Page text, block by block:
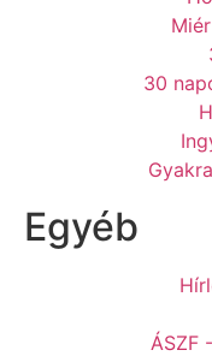
30
Egyéb
ÁSZF